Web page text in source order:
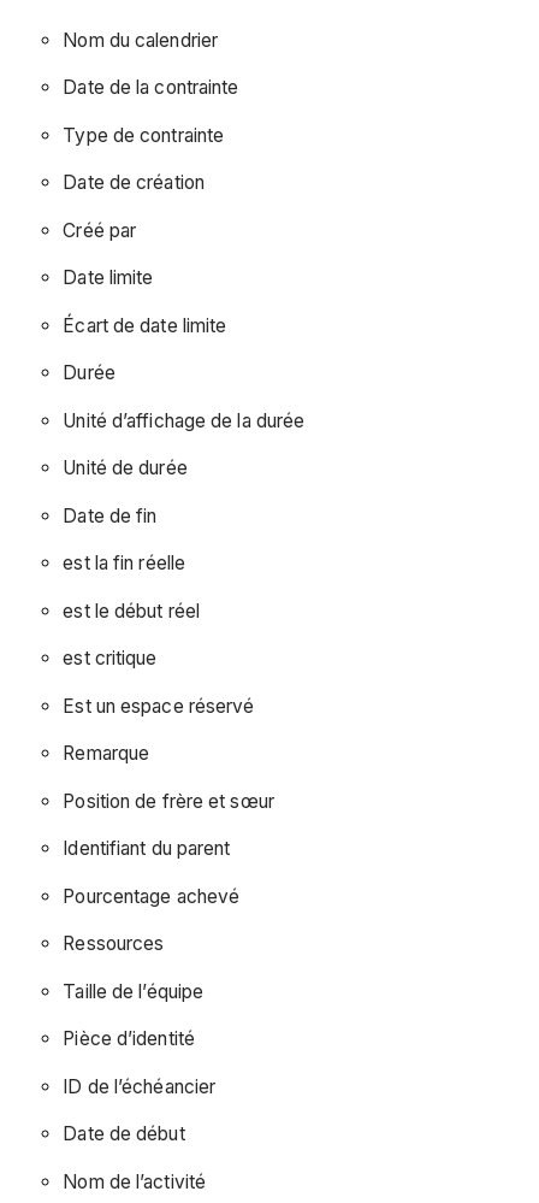
Nom du calendrier
Date de la contrainte
Type de contrainte
Date de création
Créé par
Date limite
Écart de date limite
Durée
Unité d’affichage de la durée
Unité de durée
Date de fin
est la fin réelle
est le début réel
est critique
Est un espace réservé
Remarque
Position de frère et sœur
Identifiant du parent
Pourcentage achevé
Ressources
Taille de l’équipe
Pièce d’identité
ID de l’échéancier
Date de début
Nom de l’activité